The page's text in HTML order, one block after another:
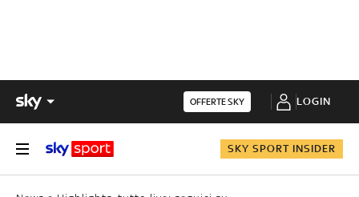
OFFERTE SKY LOGIN
SKY SPORT INSIDER